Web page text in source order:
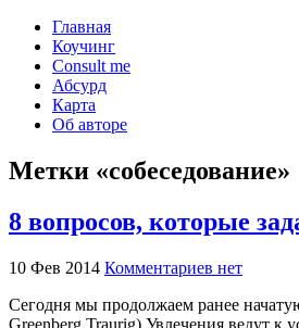
Главная
Коучинг
Consult me
Абсурд
Карта
Об авторе
Метки «собеседование»
8 вопросов, которые
10 Фев 2014 Комментариев нет
Сегодня мы продолжаем ранее
Greenberg Traurig) Увлечения ведут